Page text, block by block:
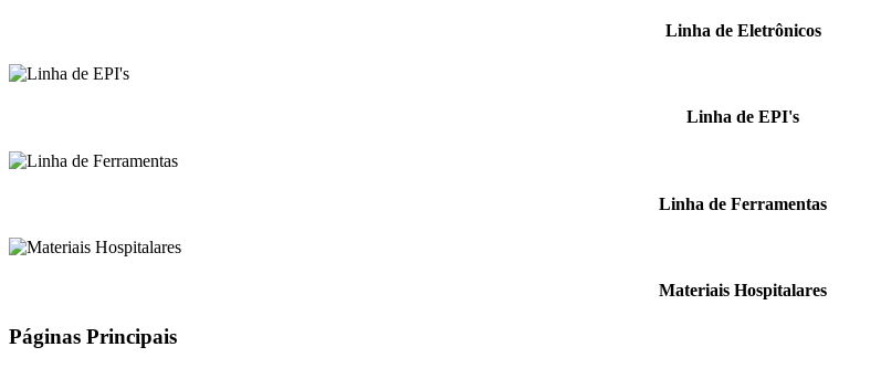
Linha de Eletrônicos
Linha de EPI's
Linha de Ferramentas
Materiais Hospitalares
Páginas Principais